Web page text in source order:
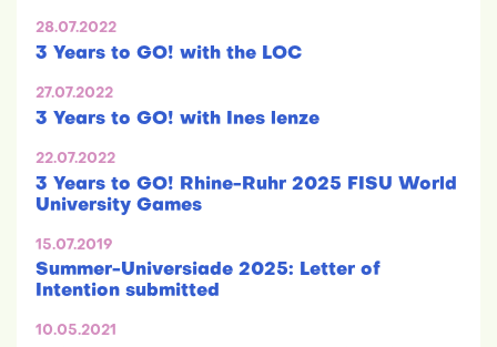
28.07.2022
3 Years to GO! with the LOC
27.07.2022
3 Years to GO! with Ines lenze
22.07.2022
3 Years to GO! Rhine-Ruhr 2025 FISU World
University Games
15.07.2019
Summer-Universiade 2025: Letter of
Intention submitted
10.05.2021